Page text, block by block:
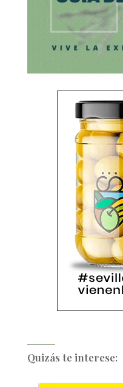
Quizás te interese: